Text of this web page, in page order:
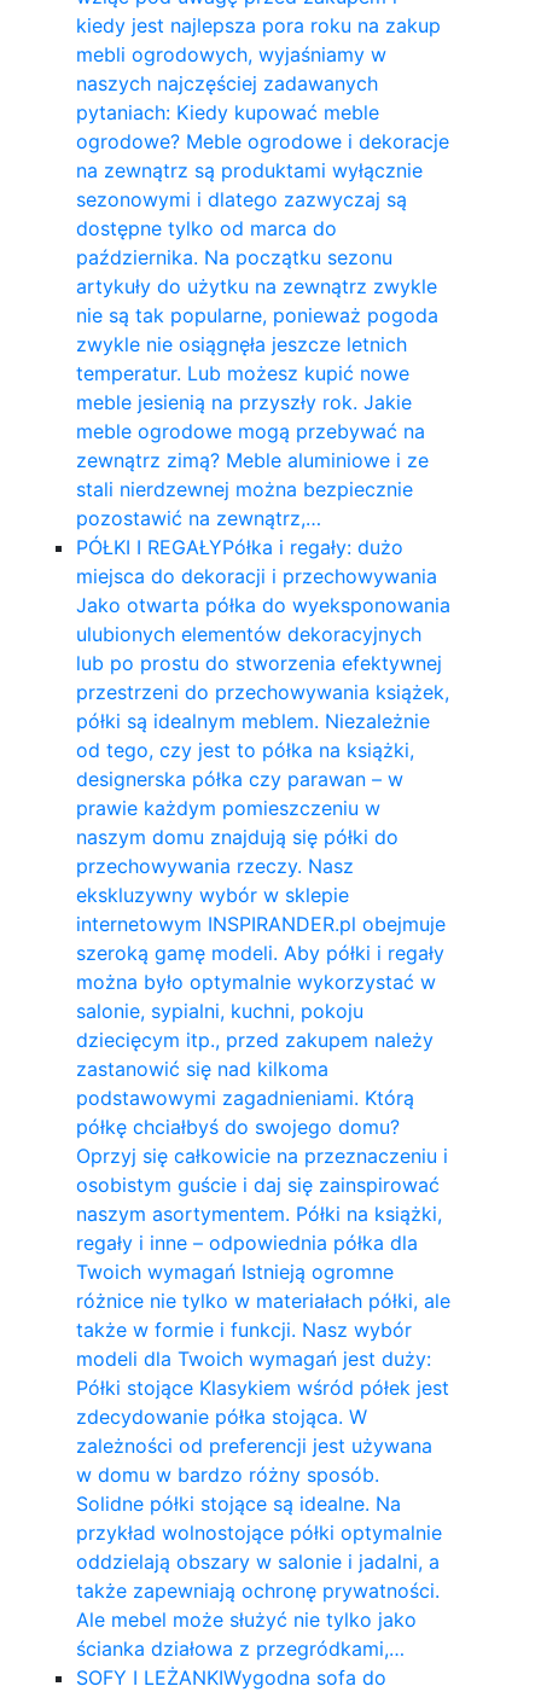
kiedy jest najlepsza pora roku na zakup
mebli ogrodowych, wyjaśniamy w
naszych najczęściej zadawanych
pytaniach: Kiedy kupować meble
ogrodowe? Meble ogrodowe i dekoracje
na zewnątrz są produktami wyłącznie
sezonowymi i dlatego zazwyczaj są
dostępne tylko od marca do
października. Na początku sezonu
artykuły do ​​użytku na zewnątrz zwykle
nie są tak popularne, ponieważ pogoda
zwykle nie osiągnęła jeszcze letnich
temperatur. Lub możesz kupić nowe
meble jesienią na przyszły rok. Jakie
meble ogrodowe mogą przebywać na
zewnątrz zimą? Meble aluminiowe i ze
stali nierdzewnej można bezpiecznie
pozostawić na zewnątrz,…
PÓŁKI I REGAŁYPółka i regały: dużo
miejsca do dekoracji i przechowywania
Jako otwarta półka do wyeksponowania
ulubionych elementów dekoracyjnych
lub po prostu do stworzenia efektywnej
przestrzeni do przechowywania książek,
półki są idealnym meblem. Niezależnie
od tego, czy jest to półka na książki,
designerska półka czy parawan – w
prawie każdym pomieszczeniu w
naszym domu znajdują się półki do
przechowywania rzeczy. Nasz
ekskluzywny wybór w sklepie
internetowym INSPIRANDER.pl obejmuje
szeroką gamę modeli. Aby półki i regały
można było optymalnie wykorzystać w
salonie, sypialni, kuchni, pokoju
dziecięcym itp., przed zakupem należy
zastanowić się nad kilkoma
podstawowymi zagadnieniami. Którą
półkę chciałbyś do swojego domu?
Oprzyj się całkowicie na przeznaczeniu i
osobistym guście i daj się zainspirować
naszym asortymentem. Półki na książki,
regały i inne – odpowiednia półka dla
Twoich wymagań Istnieją ogromne
różnice nie tylko w materiałach półki, ale
także w formie i funkcji. Nasz wybór
modeli dla Twoich wymagań jest duży:
Półki stojące Klasykiem wśród półek jest
zdecydowanie półka stojąca. W
zależności od preferencji jest używana
w domu w bardzo różny sposób.
Solidne półki stojące są idealne. Na
przykład wolnostojące półki optymalnie
oddzielają obszary w salonie i jadalni, a
także zapewniają ochronę prywatności.
Ale mebel może służyć nie tylko jako
ścianka działowa z przegródkami,…
SOFY I LEŻANKIWygodna sofa do